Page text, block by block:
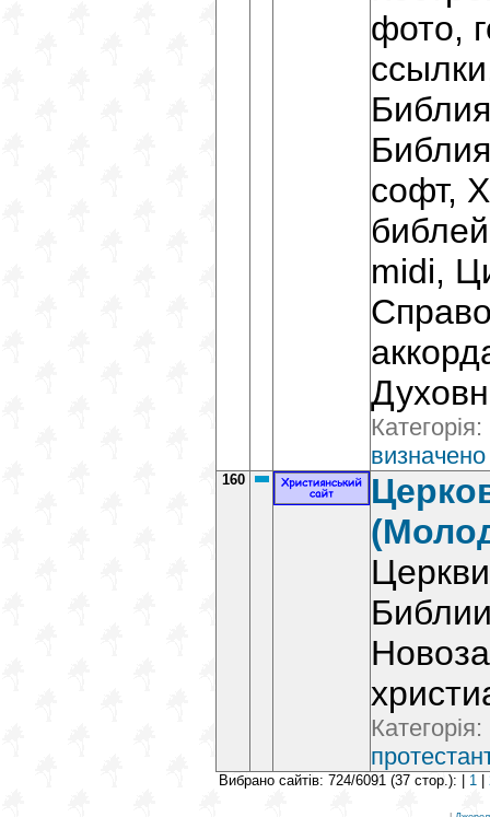
фото,
софт,
midi,
Категорія:
визначено
160
Категорія:
Вибрано сайтів: 724/6091 (37 стор.): | 1